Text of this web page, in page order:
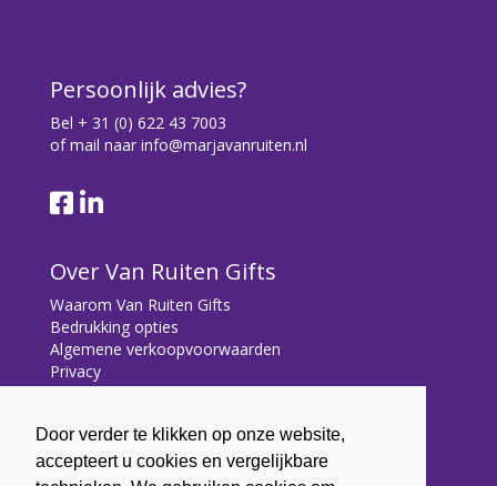
Door verder te klikken op onze website,
accepteert u cookies en vergelijkbare
Persoonlijk advies?
Bel + 31 (0) 622 43 7003
of mail naar info@marjavanruiten.nl
Over Van Ruiten Gifts
Waarom Van Ruiten Gifts
Bedrukking opties
Algemene verkoopvoorwaarden
Privacy
Contact
Contact